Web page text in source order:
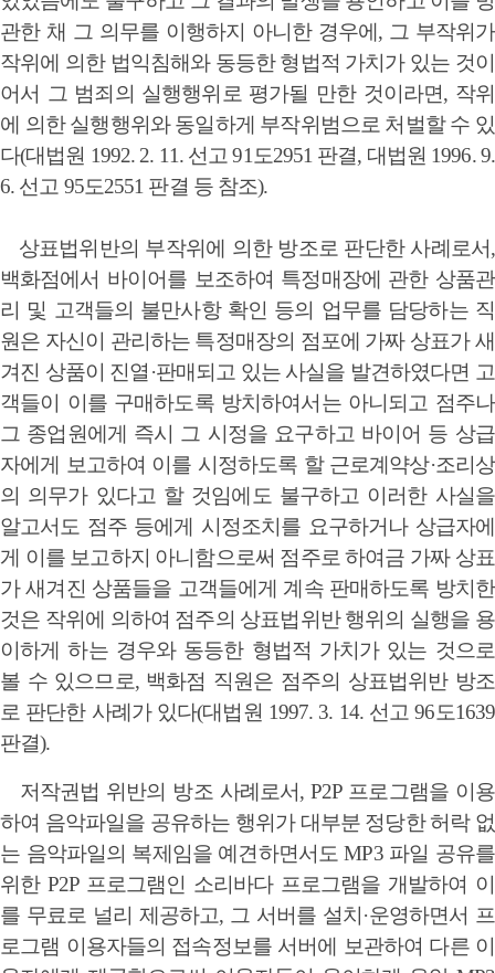
관한 채 그 의무를 이행하지 아니한 경우에, 그 부작위가
작위에 의한 법익침해와 동등한 형법적 가치가 있는 것이
어서 그 범죄의 실행행위로 평가될 만한 것이라면, 작위
에 의한 실행행위와 동일하게 부작위범으로 처벌할 수 있
다(대법원 1992. 2. 11. 선고 91도2951 판결, 대법원 1996. 9.
6. 선고 95도2551 판결 등 참조).
상표법위반의 부작위에 의한 방조로 판단한 사례로서,
백화점에서 바이어를 보조하여 특정매장에 관한 상품관
리 및 고객들의 불만사항 확인 등의 업무를 담당하는 직
원은 자신이 관리하는 특정매장의 점포에 가짜 상표가 새
겨진 상품이 진열·판매되고 있는 사실을 발견하였다면 고
객들이 이를 구매하도록 방치하여서는 아니되고 점주나
그 종업원에게 즉시 그 시정을 요구하고 바이어 등 상급
자에게 보고하여 이를 시정하도록 할 근로계약상·조리상
의 의무가 있다고 할 것임에도 불구하고 이러한 사실을
알고서도 점주 등에게 시정조치를 요구하거나 상급자에
게 이를 보고하지 아니함으로써 점주로 하여금 가짜 상표
가 새겨진 상품들을 고객들에게 계속 판매하도록 방치한
것은 작위에 의하여 점주의 상표법위반 행위의 실행을 용
이하게 하는 경우와 동등한 형법적 가치가 있는 것으로
볼 수 있으므로, 백화점 직원은 점주의 상표법위반 방조
로 판단한 사례가 있다(대법원 1997. 3. 14. 선고 96도1639
판결).
저작권법 위반의 방조 사례로서, P2P 프로그램을 이용
하여 음악파일을 공유하는 행위가 대부분 정당한 허락 없
는 음악파일의 복제임을 예견하면서도 MP3 파일 공유를
위한 P2P 프로그램인 소리바다 프로그램을 개발하여 이
를 무료로 널리 제공하고, 그 서버를 설치·운영하면서 프
로그램 이용자들의 접속정보를 서버에 보관하여 다른 이